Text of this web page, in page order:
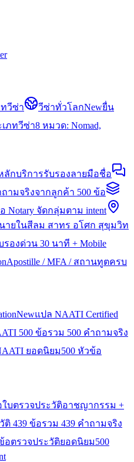
วีซ่า วีซ่าทั่วโลกNewยื่น
เภทวีซ่า8 หมวด: Nomad,
ลักบริการรับรองลายมือชื่อ
ามจริงจากลูกค้า 500 ข้อ
Notary จัดกลุ่มตาม intent
ายในสีลม สาทร อโศก สุขุมวิท
รองด่วน 30 นาที + Mobile
Apostille / MFA / สถานทูตครบ
Newแปล NAATI Certified
500 ข้อรวม 500 คำถามจริง
ยอดนิยม500 หัวข้อ
บตรวจประวัติอาชญากรรม +
ติ 439 ข้อรวม 439 คำถามจริง
อตรวจประวัติยอดนิยม500